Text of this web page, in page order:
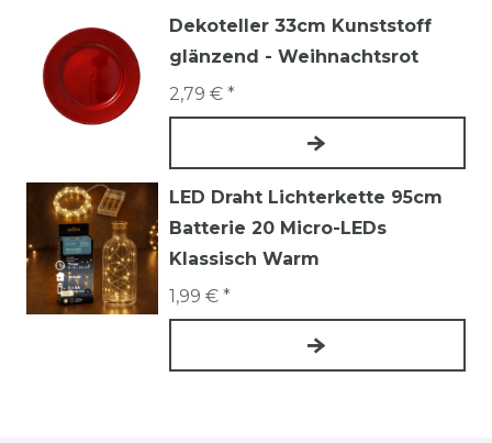
Dekoteller 33cm Kunststoff
glänzend - Weihnachtsrot
2,79 € *
LED Draht Lichterkette 95cm
Batterie 20 Micro-LEDs
Klassisch Warm
1,99 € *